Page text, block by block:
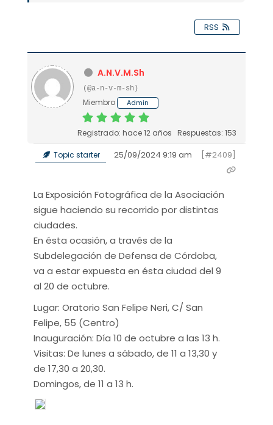
RSS
A.N.V.M.Sh
(@a-n-v-m-sh)
Miembro Admin
Registrado: hace 12 años Respuestas: 153
Topic starter 25/09/2024 9:19 am [#2409]
La Exposición Fotográfica de la Asociación
sigue haciendo su recorrido por distintas
ciudades.
En ésta ocasión, a través de la
Subdelegación de Defensa de Córdoba,
va a estar expuesta en ésta ciudad del 9
al 20 de octubre.
Lugar: Oratorio San Felipe Neri, C/ San
Felipe, 55 (Centro)
Inauguración: Día 10 de octubre a las 13 h.
Visitas: De lunes a sábado, de 11 a 13,30 y
de 17,30 a 20,30.
Domingos, de 11 a 13 h.